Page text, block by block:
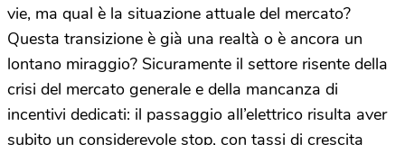
vie, ma qual è la situazione attuale del mercato?
Questa transizione è già una realtà o è ancora un
lontano miraggio? Sicuramente il settore risente della
crisi del mercato generale e della mancanza di
incentivi dedicati: il passaggio all’elettrico risulta aver
subito un considerevole stop, con tassi di crescita